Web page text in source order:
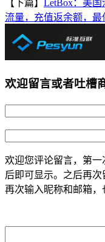
【下篇】
LetBox：美
流量，充值返余额，最
欢迎留言或者吐槽
欢迎您评论留言，第
后即可显示。之后再
再次输入昵称和邮箱，